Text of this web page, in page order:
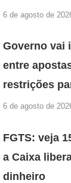
6 de agosto de
Governo vai
entre
restrições
6 de agosto de
FGTS: veja
a Caixa
dinheiro